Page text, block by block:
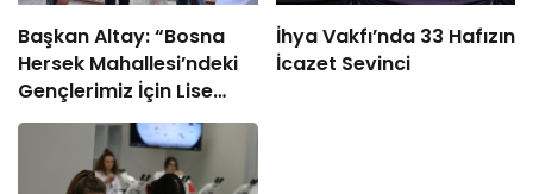
Başkan Altay: “Bosna
Hersek Mahallesi’ndeki
Gençlerimiz İçin Lise
Medeniyet Akademisi
İnşa Ediyoruz”
İhya Vakfı’nda 33 Hafızın
İcazet Sevinci